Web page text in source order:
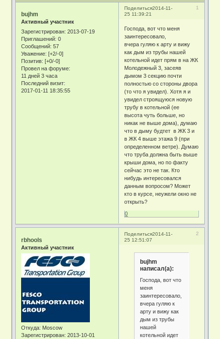
Поделиться 1
2014-11-
25 11:39:21
bujhm
Активный участник
Зарегистрирован: 2013-07-19
Приглашений: 0
Сообщений: 57
Уважение: [+2/-0]
Позитив: [+0/-0]
Провел на форуме:
11 дней 3 часа
Последний визит:
2017-01-11 18:35:55
Господа, вот что меня
заинтересовало,
вчера гуляю к арту и вижу
как дым из трубы нашей
котельной идет прям в на ЖК
Молодежный 3, засеяв
дымом 3 секцию почти
полностью со стороны двора
(то что я увидел). Хотя я и
увидел строящуюся новую
трубу в котельной (ее
высота чуть больше, но
никак не выше дома), думаю
что в дыму будтет в ЖК 3 и
в ЖК 4 выше этажа 9 (при
определенном ветре). Думаю
что труба должна быть выше
крыши дома, но по факту
сейчас это не так. Кто
нибудь интересовался
данным вопросом? Может
кто в курсе, неужели окно не
открыть?
0
Поделиться 2
2014-11-
25 12:51:07
rbhools
Активный участник
Откуда: Moscow
Зарегистрирован: 2013-10-01
bujhm
написал(а):
Господа, вот что
меня
заинтересовало,
вчера гуляю к
арту и вижу как
дым из трубы
нашей
котельной идет